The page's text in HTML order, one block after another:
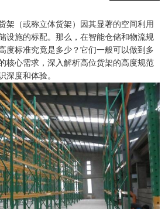
架（或称立体货架）因其显著的空间利用
设施的标配。那么，在智能仓储和物流规
度标准究竟是多少？它们一般可以做到多
核心需求，深入解析高位货架的高度规范
深度和体验。